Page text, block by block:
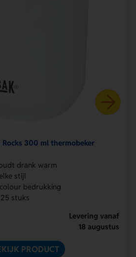
300 ml thermobeker
drank warm
stijl
bedrukking
stuks
Levering vanaf
18 augustus
PRODUCT